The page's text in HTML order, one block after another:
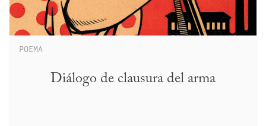
POEMA
Diálogo de clausura del arma